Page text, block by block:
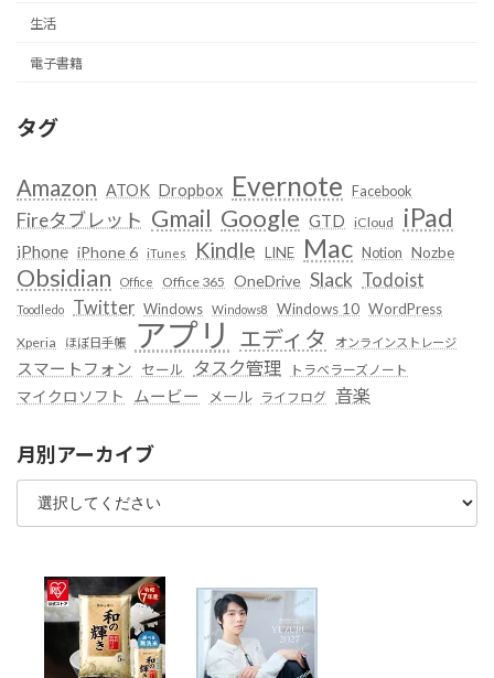
生活
電子書籍
タグ
Amazon ATOK Dropbox Evernote Facebook
Fireタブレット Gmail Google GTD iCloud iPad
iPhone iPhone 6 iTunes Kindle LINE Mac Notion Nozbe
Obsidian Office Office 365 OneDrive Slack Todoist
Toodledo Twitter Windows Windows8 Windows 10 WordPress
Xperia ほぼ日手帳 アプリ エディタ オンラインストレージ
スマートフォン セール タスク管理 トラベラーズノート
マイクロソフト ムービー メール ライフログ 音楽
月別アーカイブ